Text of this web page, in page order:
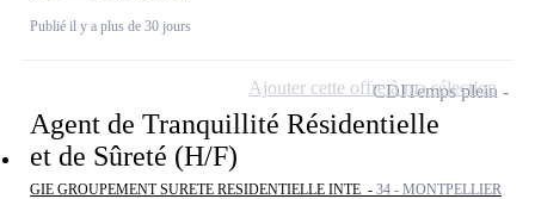
Publié il y a plus de 30 jours
Agent de Tranquillité Résidentielle
et de Sûreté (H/F)
GIE GROUPEMENT SURETE RESIDENTIELLE INTE - 34 - MONTPELLIER
CDITemps plein
Ajouter cette offre à ma sélection